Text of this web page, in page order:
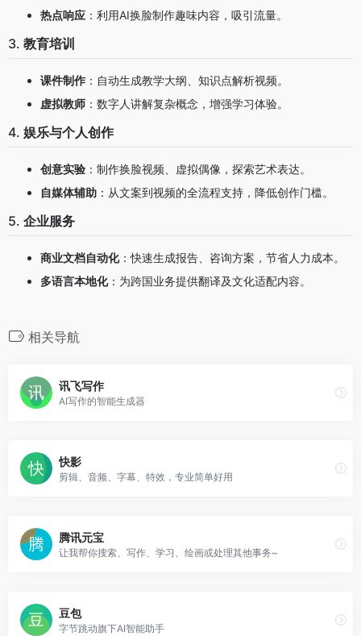
热点响应 ：利用AI换脸制作趣味内容，吸引流量。
3. 教育培训
课件制作 ：自动生成教学大纲、知识点解析视频。
虚拟教师 ：数字人讲解复杂概念，增强学习体验。
4. 娱乐与个人创作
创意实验 ：制作换脸视频、虚拟偶像，探索艺术表达。
自媒体辅助 ：从文案到视频的全流程支持，降低创作门槛。
5. 企业服务
商业文档自动化：快速生成报告、咨询方案，节省人力成本。
多语言本地化：为跨国业务提供翻译及文化适配内容。
相关导航
讯飞写作
AI写作的智能生成器
快影
剪辑、音频、字幕、特效，专业简单好用
腾讯元宝
让我帮你搜索、写作、学习、绘画或处理其他事务~
豆包
字节跳动旗下AI智能助手